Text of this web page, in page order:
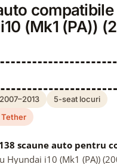
compatibile
(Mk1 (PA))
2007–2013
5-seat locuri
Tether
138 scaune auto pentru
Hyundai i10 (Mk1 (PA))